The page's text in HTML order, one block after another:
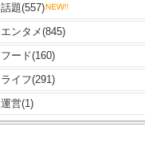
話題(557)
エンタメ(845)
フード(160)
ライフ(291)
運営(1)